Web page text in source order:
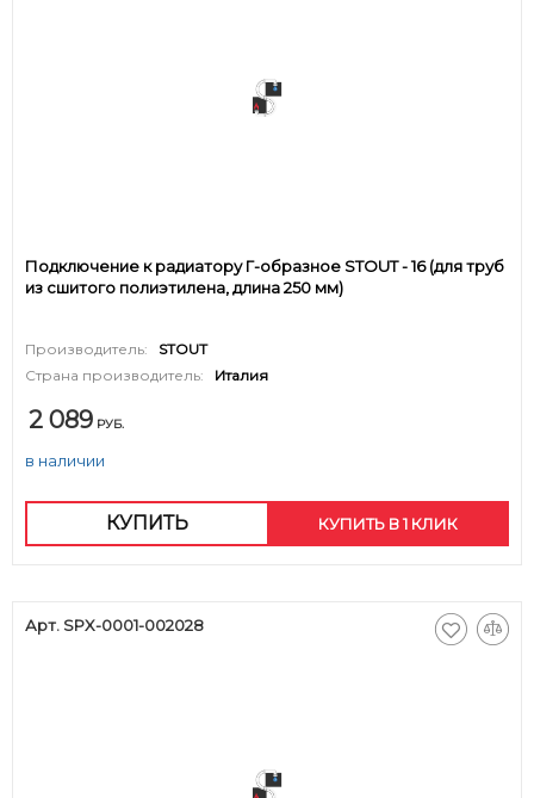
Подключение к радиатору Г-образное STOUT - 16 (для труб
из сшитого полиэтилена, длина 250 мм)
Производитель:
STOUT
Страна производитель:
Италия
2 089 РУБ.
в наличии
КУПИТЬ КУПИТЬ В 1 КЛИК
Арт. SPX-0001-002028